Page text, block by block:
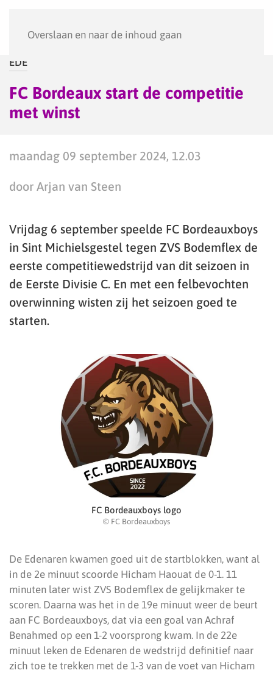
Overslaan en naar de inhoud gaan
EDE
FC Bordeaux start de competitie
met winst
maandag 09 september 2024, 12.03
door Arjan van Steen
Vrijdag 6 september speelde FC Bordeauxboys
in Sint Michielsgestel tegen ZVS Bodemflex de
eerste competitiewedstrijd van dit seizoen in
de Eerste Divisie C. En met een felbevochten
overwinning wisten zij het seizoen goed te
starten.
FC Bordeauxboys logo
© FC Bordeauxboys
De Edenaren kwamen goed uit de startblokken, want al
in de 2e minuut scoorde Hicham Haouat de 0-1. 11
minuten later wist ZVS Bodemflex de gelijkmaker te
scoren. Daarna was het in de 19e minuut weer de beurt
aan FC Bordeauxboys, dat via een goal van Achraf
Benahmed op een 1-2 voorsprong kwam. In de 22e
minuut leken de Edenaren de wedstrijd definitief naar
zich toe te trekken met de 1-3 van de voet van Hicham